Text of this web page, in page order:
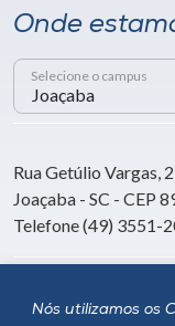
Nós utilizamos os
Onde
Selecione o campus
Rua Getúlio Vargas,
Joaçaba - SC - CEP
Telefone (49) 3551-
Siga a